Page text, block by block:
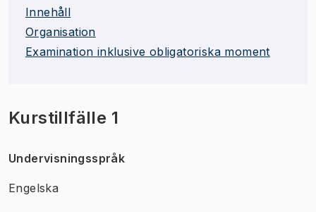
Innehåll
Organisation
Examination inklusive obligatoriska moment
Kurstillfälle 1
Undervisningsspråk
Engelska